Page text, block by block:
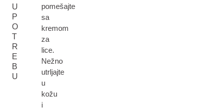
U
P
O
T
R
E
B
U
pomešajte
sa
kremom
za
lice.
Nežno
utrljajte
u
kožu
i